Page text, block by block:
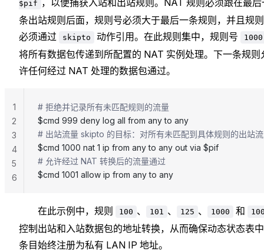
$pif
条出站规则后面，规则号必须大于最后一条规则，并且规
必须通过
skipto 动作引用。在此规则集中，规则号 1000
将所有数据包传递到所配置的 NAT 实例处理。下一条规则
许任何经过 NAT 处理的数据包通过。
# 拒绝并记录所有未匹配规则的流量
$cmd 999 deny log all from any to any
# 出站流量 skipto 的目标：对所有未匹配到具体规则的出站
$cmd 1000 nat 1 ip from any to any out via $pif
# 允许经过 NAT 转换后的流量通过
$cmd 1001 allow ip from any to any
1
2
3
4
5
6
在此示例中，规则 100 、 101 、 125 、 1000 和
控制出站和入站数据包的地址转换，从而确保动态状态表
条目始终注册为私有 LAN IP 地址。